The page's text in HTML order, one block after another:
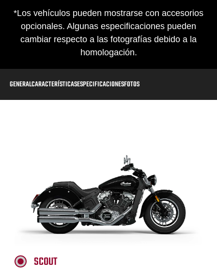
*Los vehículos pueden mostrarse con accesorios
opcionales. Algunas especificaciones pueden
cambiar respecto a las fotografías debido a la
homologación.
GENERALCARACTERÍSTICASESPECIFICACIONESFOTOS
SCOUT